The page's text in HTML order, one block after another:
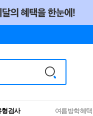
형검사
여름방학혜택